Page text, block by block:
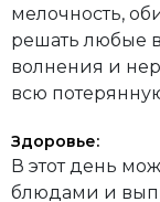
мелочность,
решать любые
волнения и
всю
Здоровье:
В этот день
блюдами и